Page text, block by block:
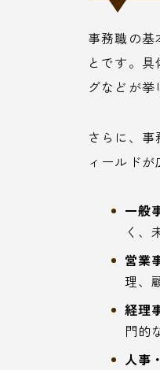
事務職の
とです。
グなどが挙
さらに、
ィールドが
一般
く、
営業
理、
経理
門的
人事